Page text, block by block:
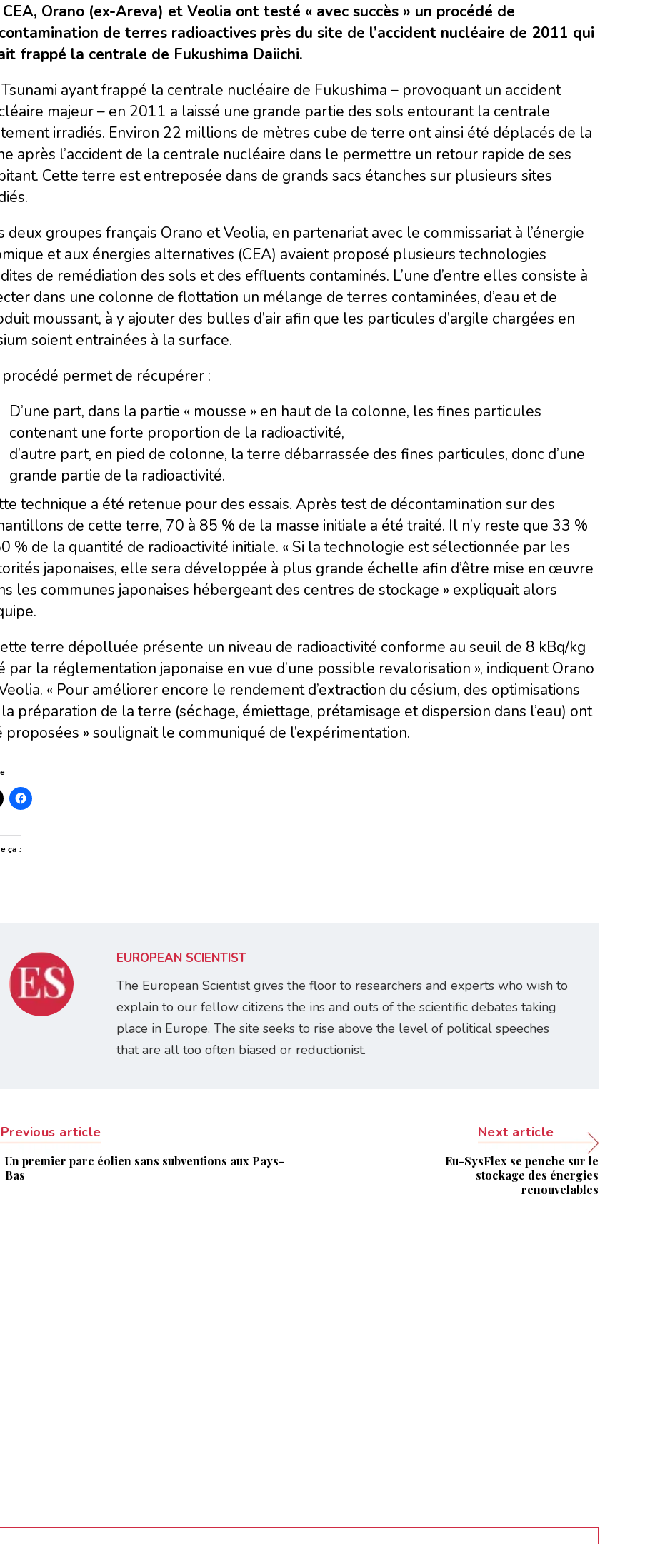
Orano (ex-Areva) et Veolia ont testé « avec succès » un procédé de
de terres radioactives près du site de l’accident nucléaire de 2011 qui
frappé la centrale de Fukushima Daiichi.
ayant frappé la centrale nucléaire de Fukushima – provoquant un accident
majeur – en 2011 a laissé une grande partie des sols entourant la centrale
irradiés. Environ 22 millions de mètres cube de terre ont ainsi été déplacés de la
après l’accident de la centrale nucléaire dans le permettre un retour rapide de ses
Cette terre est entreposée dans de grands sacs étanches sur plusieurs sites
deux groupes français Orano et Veolia, en partenariat avec le commissariat à l’énergie
et aux énergies alternatives (CEA) avaient proposé plusieurs technologies
de remédiation des sols et des effluents contaminés. L’une d’entre elles consiste à
dans une colonne de flottation un mélange de terres contaminées, d’eau et de
moussant, à y ajouter des bulles d’air afin que les particules d’argile chargées en
soient entrainées à la surface.
procédé permet de récupérer :
D’une part, dans la partie « mousse » en haut de la colonne, les fines particules
contenant une forte proportion de la radioactivité,
d’autre part, en pied de colonne, la terre débarrassée des fines particules, donc d’une
grande partie de la radioactivité.
technique a été retenue pour des essais. Après test de décontamination sur des
de cette terre, 70 à 85 % de la masse initiale a été traité. Il n’y reste que 33 %
% de la quantité de radioactivité initiale. « Si la technologie est sélectionnée par les
japonaises, elle sera développée à plus grande échelle afin d’être mise en œuvre
les communes japonaises hébergeant des centres de stockage » expliquait alors
terre dépolluée présente un niveau de radioactivité conforme au seuil de 8 kBq/kg
par la réglementation japonaise en vue d’une possible revalorisation », indiquent Orano
« Pour améliorer encore le rendement d’extraction du césium, des optimisations
préparation de la terre (séchage, émiettage, prétamisage et dispersion dans l’eau) ont
proposées » soulignait le communiqué de l’expérimentation.
ça :
EUROPEAN SCIENTIST
The European Scientist gives the floor to researchers and experts who wish to
explain to our fellow citizens the ins and outs of the scientific debates taking
place in Europe. The site seeks to rise above the level of political speeches
that are all too often biased or reductionist.
Previous article
Un premier parc éolien sans subventions aux Pays-
Bas
Next article
Eu-SysFlex se penche sur le
stockage des énergies
renouvelables